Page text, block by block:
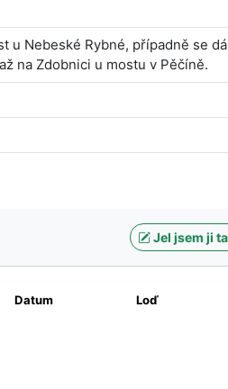
u Nebeské Rybné, případně se
na Zdobnici u mostu v Pěčíně.
Jel jsem ji
Datum Loď